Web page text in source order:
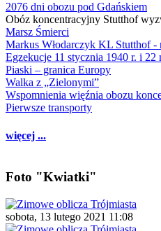
2076 dni obozu pod Gdańskiem
Obóz koncentracyjny Stutthof
Marsz Śmierci
Markus Włodarczyk KL Stutthof -
Egzekucje 11 stycznia 1940 r. i 22
Piaski – granica Europy
Walka z „Zielonymi”
Wspomnienia więźnia obozu
Pierwsze transporty
więcej ...
Foto "Kwiatki"
sobota, 13 lutego 2021 11:08